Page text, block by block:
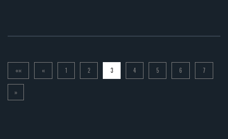
«« « 1 2 3 4 5 6 7
»